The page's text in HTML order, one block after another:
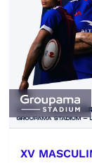
XV